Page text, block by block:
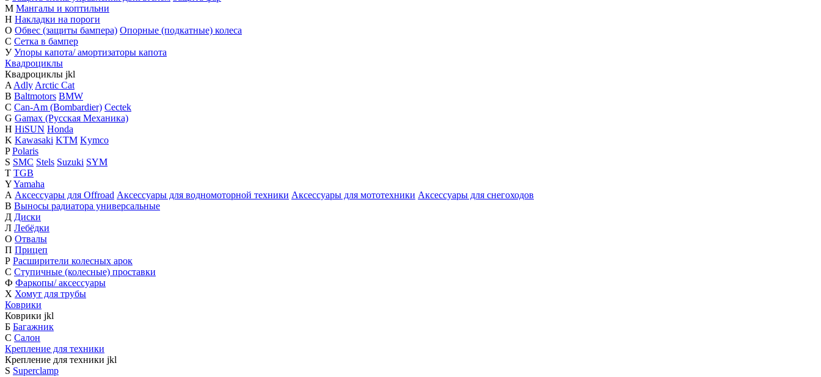
М Мангалы и коптильни
Н Накладки на пороги
О Обвес (защиты бампера) Опорные (подкатные) колеса
С Сетка в бампер
У Упоры капота/ амортизаторы капота
Квадроциклы
Квадроциклы jkl
AAdlyArctic Cat
B Baltmotors BMW
C Can-Am (Bombardier) Cectek
G Gamax (Русская Механика)
H HiSUN Honda
K Kawasaki KTM Kymco
P Polaris
S SMC Stels Suzuki SYM
T TGB
YYamaha
А Аксессуары для Offroad Аксессуары для водномоторной техники Аксессуары для мототехники Аксессуары для снегоходов
В Выносы радиатора универсальные
Д Диски
Л Лебёдки
О Отвалы
П Прицеп
Р Расширители колесных арок
С Ступичные (колесные) проставки
Ф Фаркопы/ аксессуары
Х Хомут для трубы
Коврики
Коврики jkl
Б Багажник
С Салон
Крепление для техники
Крепление для техники jkl
S Superclamp